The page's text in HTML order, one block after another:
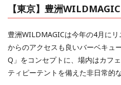
【東京】豊洲WILDMAGIC
豊洲WILDMAGICは今年の4月に
からのアクセスも良いバーベキュ
Q」をコンセプトに、場内はカフ
ティピーテントを備えた非日常的